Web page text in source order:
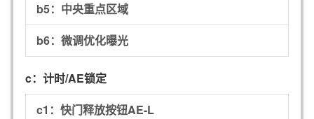
b5： 中央重点区域
b6： 微调优化曝光
c： 计时/AE锁定
c1： 快门释放按钮AE-L